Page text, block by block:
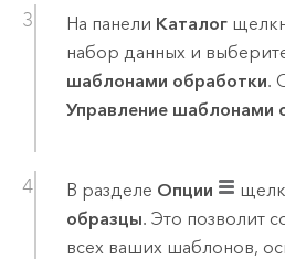
На панели Каталог
набор данных и
шаблонами обработки.
Управление шаблонами
В разделе Опции
образцы. Это позволит
всех ваших шаблонов,